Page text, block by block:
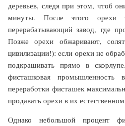
деревьев, следя при этом, чтоб
минуты. После этого орехи
перерабатывающий завод, где
Позже орехи обжаривают,
цивилизации!): если орехи не
подкрашивать прямо в
фисташковая промышленность
переработки фисташек
продавать орехи в их
Однако небольшой процент